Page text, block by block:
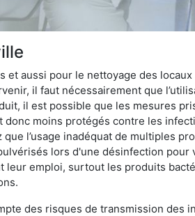
aussi pour le nettoyage des
il faut nécessairement que
il est possible que les mesures
moins protégés contre les
l’usage inadéquat de multiples
lors d'une désinfection
emploi, surtout les produits
des risques de transmission des